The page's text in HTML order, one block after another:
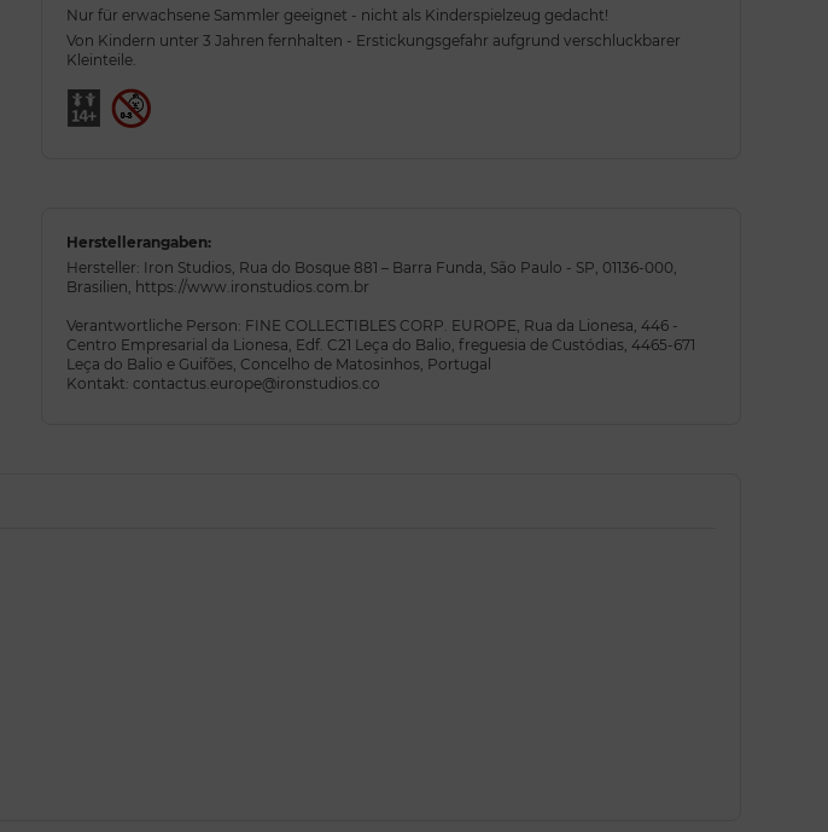
Nur für erwachsene Sammler geeignet - nicht als Kinderspielzeug gedacht!
Von Kindern unter 3 Jahren fernhalten - Erstickungsgefahr aufgrund verschluckbarer
Kleinteile.
Herstellerangaben:
Hersteller: Iron Studios, Rua do Bosque 881 – Barra Funda, São Paulo - SP, 01136-000,
Brasilien, https://www.ironstudios.com.br
Verantwortliche Person: FINE COLLECTIBLES CORP. EUROPE, Rua da Lionesa, 446 -
Centro Empresarial da Lionesa, Edf. C21 Leça do Balio, freguesia de Custódias, 4465-671
Leça do Balio e Guifões, Concelho de Matosinhos, Portugal
Kontakt: contactus.europe@ironstudios.co